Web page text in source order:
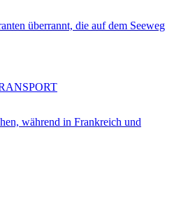
überrannt, die auf dem Seeweg
während in Frankreich und